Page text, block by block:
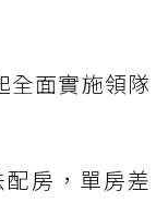
全面實施領隊
房，單房差